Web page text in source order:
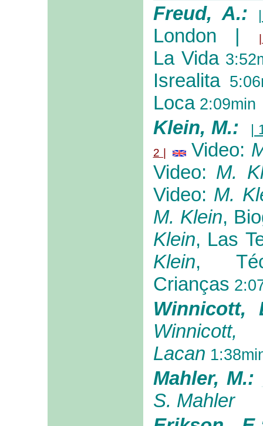
Freud, A.:
London |
La Vida
Isrealita
Loca 2:09min
Klein, M.: |
2 | Video:
Video: M.
Video: M.
M. Klein,
Klein, Las
Klein,
Crianças
Winnicott,
Lacan
Mahler, M.:
S. Mahler